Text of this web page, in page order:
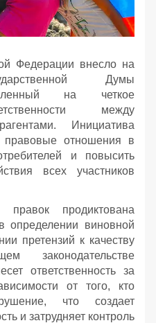
Федерации внесло на
Думы
на четкое
между
Инициатива
правовые отношения в
и повысить
всех участников
правок продиктована
определении виновной
претензий к качеству
законодательстве
ответственность за
от того, кто
что создает
и затрудняет контроль